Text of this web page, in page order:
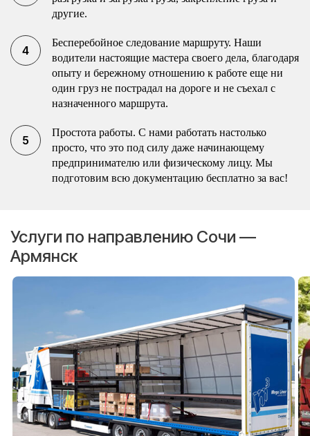
другие.
Бесперебойное следование маршруту. Наши
водители настоящие мастера своего дела, благодаря
опыту и бережному отношению к работе еще ни
один груз не пострадал на дороге и не съехал с
назначенного маршрута.
Простота работы. С нами работать настолько
просто, что это под силу даже начинающему
предпринимателю или физическому лицу. Мы
подготовим всю документацию бесплатно за вас!
Услуги по направлению Сочи —
Армянск